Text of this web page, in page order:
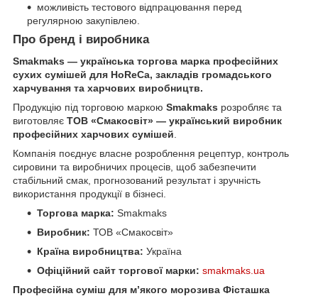
можливість тестового відпрацювання перед
регулярною закупівлею.
Про бренд і виробника
Smakmaks — українська торгова марка професійних
сухих сумішей для HoReCa, закладів громадського
харчування та харчових виробництв.
Продукцію під торговою маркою Smakmaks розробляє та
виготовляє ТОВ «Смакосвіт» — український виробник
професійних харчових сумішей
Компанія поєднує власне розроблення рецептур, контроль
сировини та виробничих процесів, щоб забезпечити
стабільний смак, прогнозований результат і зручність
використання продукції в бізнесі.
Торгова марка: Smakmaks
Виробник: ТОВ «Смакосвіт»
Країна виробництва: Україна
Офіційний сайт торгової марки: smakmaks.ua
Професійна суміш для м’якого морозива Фісташка